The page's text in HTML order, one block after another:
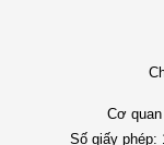
Cơ
Số giấy phép: